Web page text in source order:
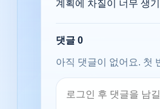
계획에 차질이 너무 생
댓글 0
아직 댓글이 없어요. 첫